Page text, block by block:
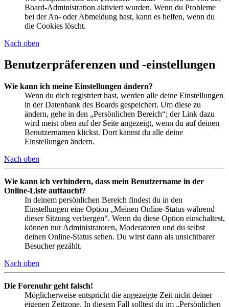
Board-Administration aktiviert wurden. Wenn du Probleme
bei der An- oder Abmeldung hast, kann es helfen, wenn du
die Cookies löscht.
Nach oben
Benutzerpräferenzen und -einstellungen
Wie kann ich meine Einstellungen ändern?
Wenn du dich registriert hast, werden alle deine Einstellungen
in der Datenbank des Boards gespeichert. Um diese zu
ändern, gehe in den „Persönlichen Bereich“; der Link dazu
wird meist oben auf der Seite angezeigt, wenn du auf deinen
Benutzernamen klickst. Dort kannst du alle deine
Einstellungen ändern.
Nach oben
Wie kann ich verhindern, dass mein Benutzername in der
Online-Liste auftaucht?
In deinem persönlichen Bereich findest du in den
Einstellungen eine Option „Meinen Online-Status während
dieser Sitzung verbergen“. Wenn du diese Option einschaltest,
können nur Administratoren, Moderatoren und du selbst
deinen Online-Status sehen. Du wirst dann als unsichtbarer
Besucher gezählt.
Nach oben
Die Forenuhr geht falsch!
Möglicherweise entspricht die angezeigte Zeit nicht deiner
eigenen Zeitzone. In diesem Fall solltest du im „Persönlichen